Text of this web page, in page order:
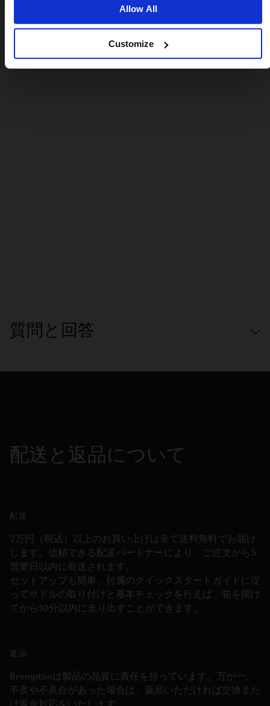
Allow All
Customize
質問と回答
配送と返品について
配送
2万円（税込）以上のお買い上げは全て送料無料でお届け
します。信頼できる配送パートナーにより、ご注文から5
営業日以内に発送されます。
セットアップも簡単。付属のクイックスタートガイドに従
ってサドルの取り付けと基本チェックを行えば、箱を開け
てから10分以内に走り出すことができます。
返品
Bromptonは製品の品質に責任を持っています。万が一、
不良や不具合があった場合は、返品いただければ交換また